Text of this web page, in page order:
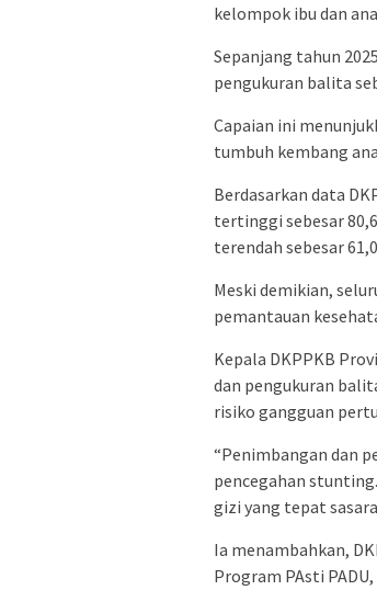
kelompok ibu dan
Sepanjang tahun
pengukuran balita
Capaian ini
tumbuh kembang
Berdasarkan data
tertinggi sebesar
terendah sebesar
Meski demikian,
pemantauan
Kepala DKPPKB
dan pengukuran
risiko gangguan
“Penimbangan dan
pencegahan
gizi yang tepat
Ia menambahkan,
Program PAsti